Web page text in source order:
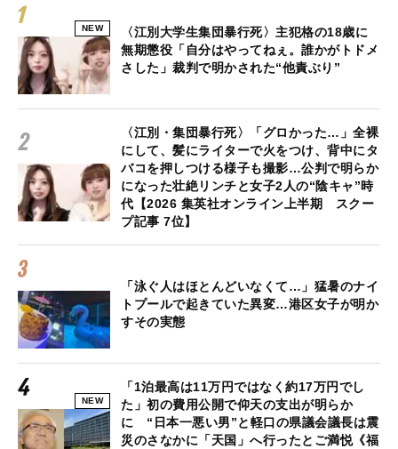
NEW
〈江別大学生集団暴行死〉主犯格の18歳に
無期懲役「自分はやってねぇ。誰かがトドメ
さした」裁判で明かされた“他責ぶり”
〈江別・集団暴行死〉「グロかった…」全裸
にして、髪にライターで火をつけ、背中にタ
バコを押しつける様子も撮影…公判で明らか
になった壮絶リンチと女子2人の“陰キャ”時
代【2026 集英社オンライン上半期 スクー
プ記事 7位】
「泳ぐ人はほとんどいなくて…」猛暑のナイ
トプールで起きていた異変…港区女子が明か
すその実態
NEW
「1泊最高は11万円ではなく約17万円でし
た」初の費用公開で仰天の支出が明らか
に “日本一悪い男”と軽口の県議会議長は震
災のさなかに「天国」へ行ったとご満悦《福